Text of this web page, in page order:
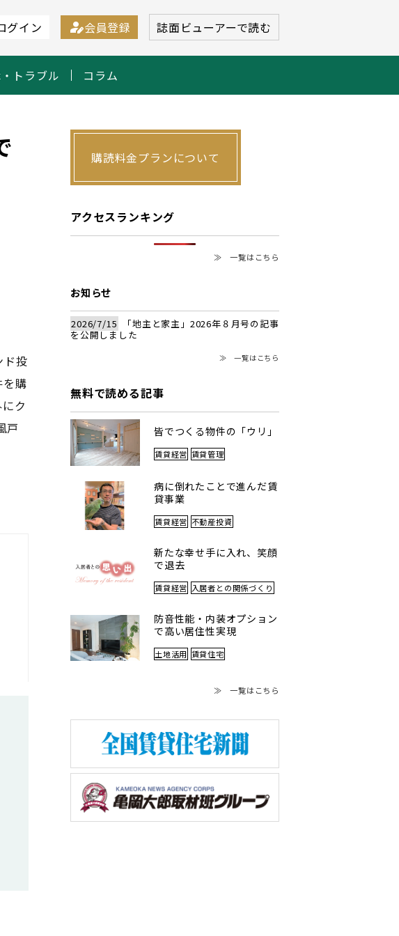
グイン person_edit会員登録 誌面ビューアーで読む
トラブル コラム
ド投
購
ク
戸
の
憧
購読料金プランについて
アクセスランキング
≫ 一覧はこちら
お知らせ
2026/7/15
「地主と家主」2026年８月号の記事
を公開しました
≫ 一覧はこちら
無料で読める記事
皆でつくる物件の「ウリ」
賃貸経営 賃貸管理
病に倒れたことで進んだ賃
貸事業
賃貸経営 不動産投資
新たな幸せ手に入れ、笑顔
で退去
賃貸経営 入居者との関係づくり
防音性能・内装オプション
で高い居住性実現
土地活用 賃貸住宅
≫ 一覧はこちら